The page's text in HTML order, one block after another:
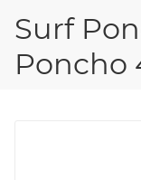
Surf
Poncho